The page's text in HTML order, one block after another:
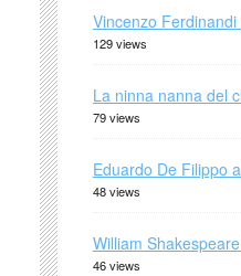
Vincenzo Ferdinandi
129 views
La ninna nanna del
79 views
Eduardo De Filippo
48 views
William
46 views